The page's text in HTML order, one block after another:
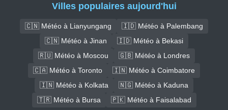
Villes populaires aujourd'hui
🇨🇳 Météo à Lianyungang
🇮🇩 Météo à Palembang
🇨🇳 Météo à Jinan
🇮🇩 Météo à Bekasi
🇷🇺 Météo à Moscou
🇬🇧 Météo à Londres
🇨🇦 Météo à Toronto
🇮🇳 Météo à Coimbatore
🇮🇳 Météo à Kolkata
🇳🇬 Météo à Kaduna
🇹🇷 Météo à Bursa
🇵🇰 Météo à Faisalabad